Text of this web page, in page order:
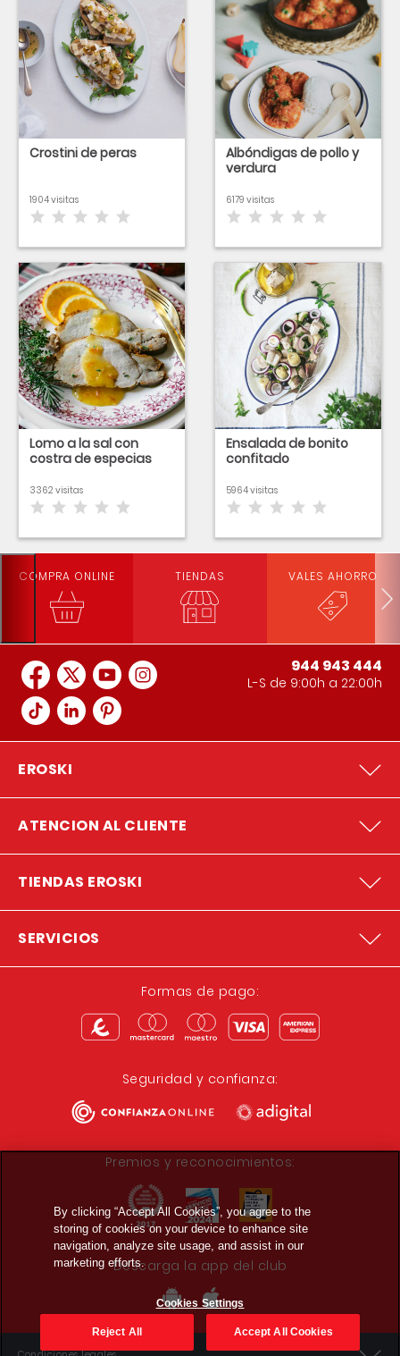
Crostini de peras
1904 visitas
Albóndigas de pollo y
verdura
6179 visitas
Lomo a la sal con
costra de especias
3362 visitas
Ensalada de bonito
confitado
5964 visitas
COMPRA ONLINE TIENDAS VALES AHORRO
944 943 444
L-S de 9:00h a 22:00h
EROSKI
ATENCION AL CLIENTE
TIENDAS EROSKI
SERVICIOS
Formas de pago:
Seguridad y confianza:
Premios y reconocimientos:
Descarga la app del club
By clicking “Accept All Cookies”, you agree to the
storing of cookies on your device to enhance site
navigation, analyze site usage, and assist in our
marketing efforts.
Cookies Settings
Reject All Accept All Cookies